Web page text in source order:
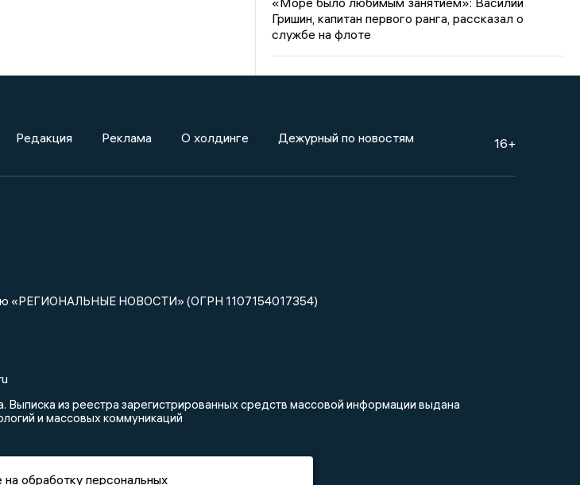
Гришин, капитан первого ранга, рассказал о
службе на флоте
Редакция Реклама О холдинге Дежурный по новостям 16+
«РЕГИОНАЛЬНЫЕ НОВОСТИ» (ОГРН 1107154017354)
из реестра зарегистрированных средств массовой информации выдана
и массовых коммуникаций
обработку персональных